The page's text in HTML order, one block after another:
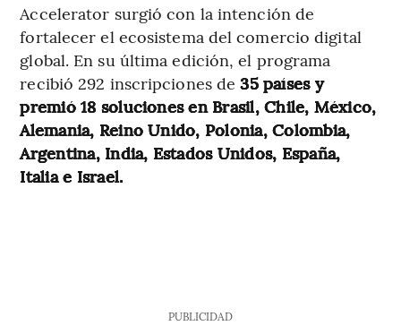
Accelerator surgió con la intención de
fortalecer el ecosistema del comercio digital
global. En su última edición, el programa
recibió 292 inscripciones de35 países y
premió 18 soluciones en Brasil, Chile, México,
Alemania, Reino Unido, Polonia, Colombia,
Argentina, India, Estados Unidos, España,
Italia e Israel.
PUBLICIDAD